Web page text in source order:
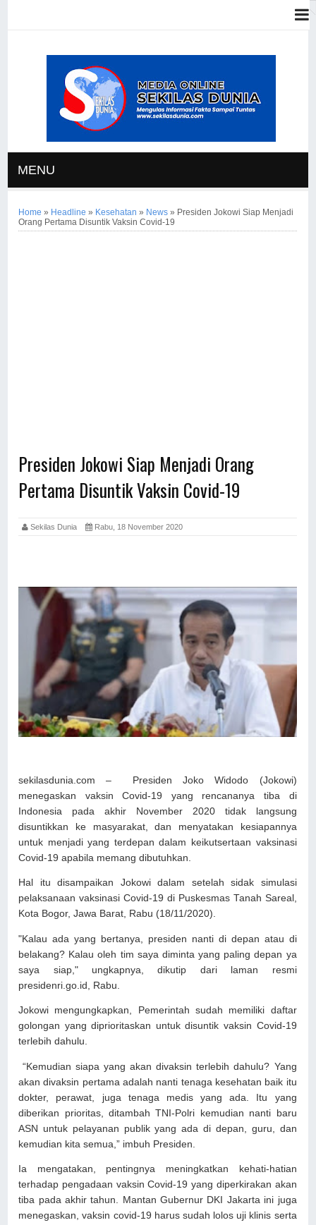
MENU
Home » Headline » Kesehatan » News » Presiden Jokowi Siap Menjadi
Orang Pertama Disuntik Vaksin Covid-19
Presiden Jokowi Siap Menjadi Orang
Pertama Disuntik Vaksin Covid-19
Sekilas Dunia Rabu, 18 November 2020
sekilasdunia.com – Presiden Joko Widodo (Jokowi)
menegaskan vaksin Covid-19 yang rencananya tiba di
Indonesia pada akhir November 2020 tidak langsung
disuntikkan ke masyarakat, dan menyatakan kesiapannya
untuk menjadi yang terdepan dalam keikutsertaan vaksinasi
Covid-19 apabila memang dibutuhkan.
Hal itu disampaikan Jokowi dalam setelah sidak simulasi
pelaksanaan vaksinasi Covid-19 di Puskesmas Tanah Sareal,
Kota Bogor, Jawa Barat, Rabu (18/11/2020).
"Kalau ada yang bertanya, presiden nanti di depan atau di
belakang? Kalau oleh tim saya diminta yang paling depan ya
saya siap," ungkapnya, dikutip dari laman resmi
presidenri.go.id, Rabu.
Jokowi mengungkapkan, Pemerintah sudah memiliki daftar
golongan yang diprioritaskan untuk disuntik vaksin Covid-19
terlebih dahulu.
“Kemudian siapa yang akan divaksin terlebih dahulu? Yang
akan divaksin pertama adalah nanti tenaga kesehatan baik itu
dokter, perawat, juga tenaga medis yang ada. Itu yang
diberikan prioritas, ditambah TNI-Polri kemudian nanti baru
ASN untuk pelayanan publik yang ada di depan, guru, dan
kemudian kita semua,” imbuh Presiden.
Ia mengatakan, pentingnya meningkatkan kehati-hatian
terhadap pengadaan vaksin Covid-19 yang diperkirakan akan
tiba pada akhir tahun. Mantan Gubernur DKI Jakarta ini juga
menegaskan, vaksin covid-19 harus sudah lolos uji klinis serta